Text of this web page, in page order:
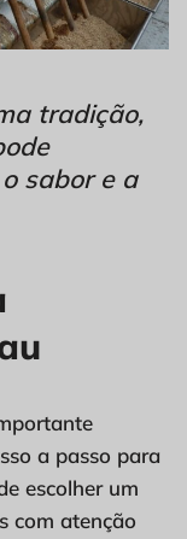
tradição,
sabor e a
a passo para
escolher um
com atenção